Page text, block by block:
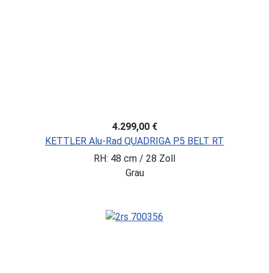
4.299,00 €
KETTLER Alu-Rad QUADRIGA P5 BELT RT
RH: 48 cm / 28 Zoll
Grau